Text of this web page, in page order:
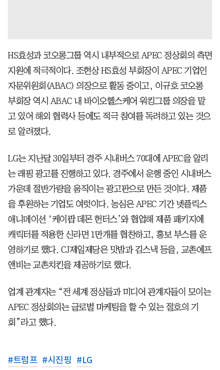
HS효성과 코오롱그룹 역시 내부적으로 APEC 정상회의 측면
지원에 적극적이다. 조현상 HS효성 부회장이 APEC 기업인
자문위원회(ABAC) 의장으로 활동 중이고, 이규호 코오롱
부회장 역시 ABAC 내 바이오헬스케어 워킹그룹 의장을 맡
고 있어 해외 협력사 등에도 적극 참여를 독려하고 있는 것으
로 알려졌다.
LG는 지난달 30일부터 경주 시내버스 70대에 APEC을 알리
는 래핑 광고를 진행하고 있다. 경주에서 운행 중인 시내버스
가운데 절반가량을 움직이는 광고판으로 만든 것이다. 제품
을 후원하는 기업도 여럿이다. 농심은 APEC 기간 넷플릭스
애니메이션 ‘케이팝 데몬 헌터스’와 협업해 제품 패키지에
캐릭터를 적용한 신라면 1만개를 협찬하고, 홍보 부스를 운
영하기로 했다. CJ제일제당은 맛밤과 김스낵 등을, 교촌에프
앤비는 교촌치킨을 제공하기로 했다.
업계 관계자는 “전 세계 정상들과 미디어 관계자들이 모이는
APEC 정상회의는 글로벌 마케팅을 할 수 있는 절호의 기
회”라고 했다.
#트럼프 #시진핑 #LG